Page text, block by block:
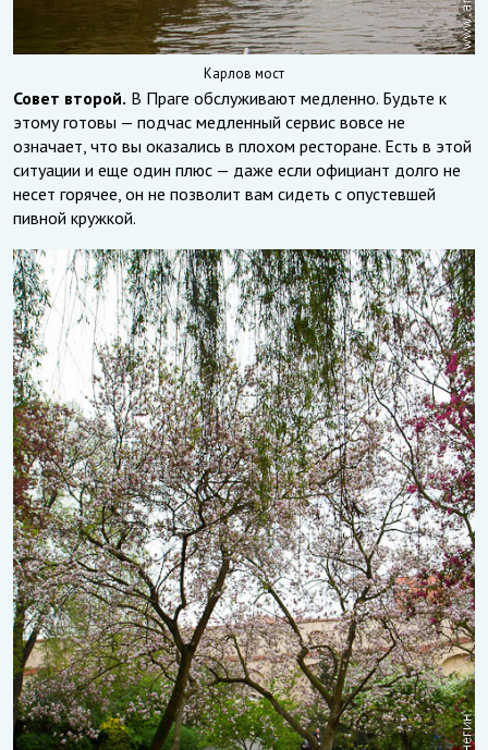
Карлов мост
Совет второй. В Праге обслуживают медленно. Будьте к
этому готовы — подчас медленный сервис вовсе не
означает, что вы оказались в плохом ресторане. Есть в этой
ситуации и еще один плюс — даже если официант долго не
несет горячее, он не позволит вам сидеть с опустевшей
пивной кружкой.